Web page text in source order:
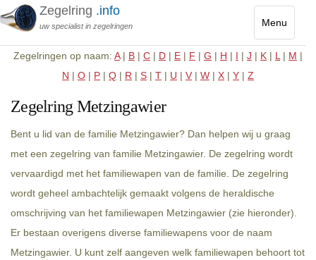
Menu
Toggle
Zegelring .info
uw specialist in zegelringen
Zegelringen op naam: A| B | C | D | E | F | G | H | I | J | K | L | M |
N | O | P | Q | R | S | T | U | V | W | X | Y | Z
Zegelring Metzingawier
Bent u lid van de familie Metzingawier? Dan helpen wij u graag
met een zegelring van familie Metzingawier. De zegelring wordt
vervaardigd met het familiewapen van de familie. De zegelring
wordt geheel ambachtelijk gemaakt volgens de heraldische
omschrijving van het familiewapen Metzingawier (zie hieronder).
Er bestaan overigens diverse familiewapens voor de naam
Metzingawier. U kunt zelf aangeven welk familiewapen behoort tot